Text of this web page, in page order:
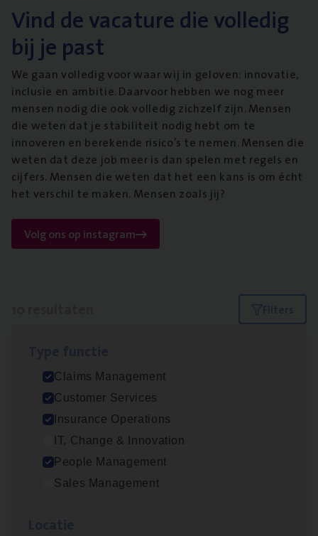
Vind de vacature die volledig
bij je past
We gaan volledig voor waar wij in geloven: innovatie,
inclusie en ambitie. Daarvoor hebben we nog meer
mensen nodig die ook volledig zichzelf zijn. Mensen
die weten dat je stabiliteit nodig hebt om te
innoveren en berekende risico’s te nemen. Mensen die
weten dat deze job meer is dan spelen met regels en
cijfers. Mensen die weten dat het een kans is om écht
het verschil te maken. Mensen zoals jij?
Volg ons op instagram
Filters
Claims Management
Customer Services
Insurance Operations
IT, Change & Innovation
People Management
Sales Management
Dos­sier­be­heer­der ver­ze­ke­rin­gen — Soci­al
Pro­fit en Public
Insurance Operations
Antwerpen